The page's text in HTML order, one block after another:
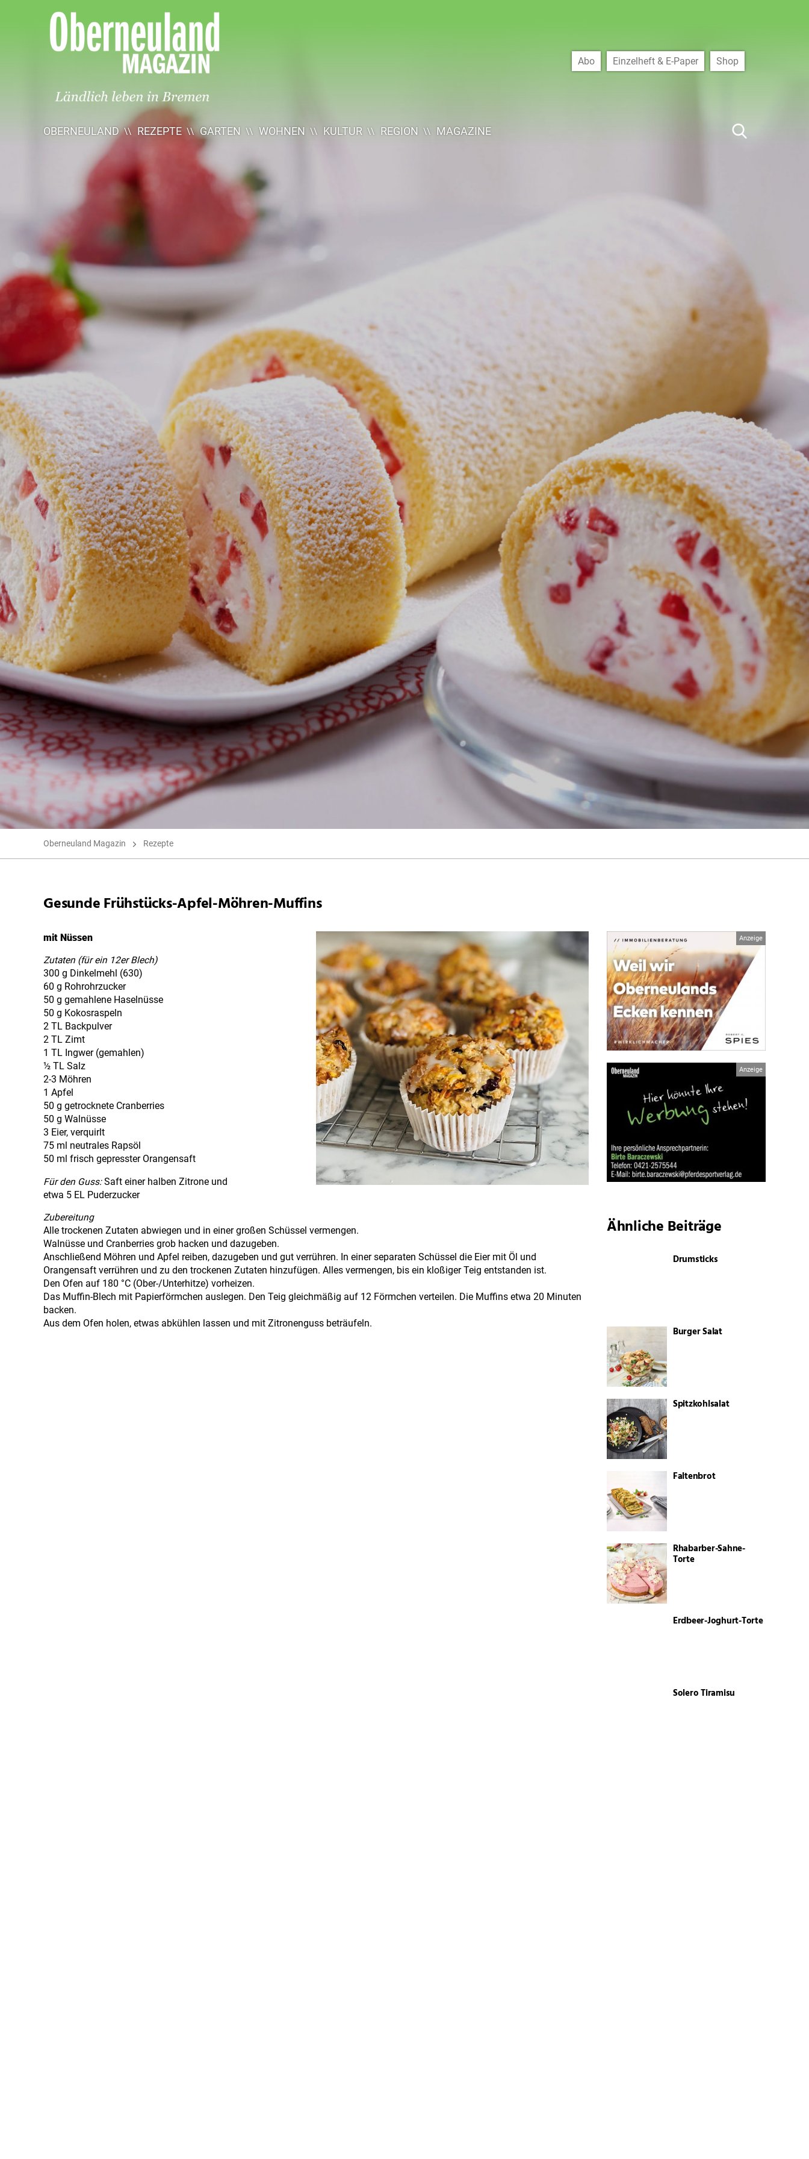
OBERNEULAND REZEPTE GARTEN WOHNEN KULTUR REGION MAGAZINE
Abo Einzelheft & E-Paper Shop
Oberneuland Magazin Rezepte
Gesunde Frühstücks-Apfel-Möhren-Muffins
mit Nüssen
Zutaten (für ein 12er Blech)
300 g Dinkelmehl (630)
60 g Rohrohrzucker
50 g gemahlene Haselnüsse
50 g Kokosraspeln
2 TL Backpulver
2 TL Zimt
1 TL Ingwer (gemahlen)
½ TL Salz
2-3 Möhren
1 Apfel
50 g getrocknete Cranberries
50 g Walnüsse
3 Eier, verquirlt
75 ml neutrales Rapsöl
50 ml frisch gepresster Orangensaft
Für den Guss:Saft einer halben Zitrone und
etwa 5 EL Puderzucker
Zubereitung
Alle trockenen Zutaten abwiegen und in einer großen Schüssel vermengen.
Walnüsse und Cranberries grob hacken und dazugeben.
Anschließend Möhren und Apfel reiben, dazugeben und gut verrühren. In einer separaten Schüssel die Eier mit Öl und
Orangensaft verrühren und zu den trockenen Zutaten hinzufügen. Alles vermengen, bis ein kloßiger Teig entstanden ist.
Den Ofen auf 180 °C (Ober-/Unterhitze) vorheizen.
Das Muffin-Blech mit Papierförmchen auslegen. Den Teig gleichmäßig auf 12 Förmchen verteilen. Die Muffins etwa 20 Minuten
backen.
Aus dem Ofen holen, etwas abkühlen lassen und mit Zitronenguss beträufeln.
Ähnliche Beiträge
Drumsticks
Burger Salat
Spitzkohlsalat
Faltenbrot
Rhabarber-Sahne-
Torte
Erdbeer-Joghurt-Torte
Solero Tiramisu